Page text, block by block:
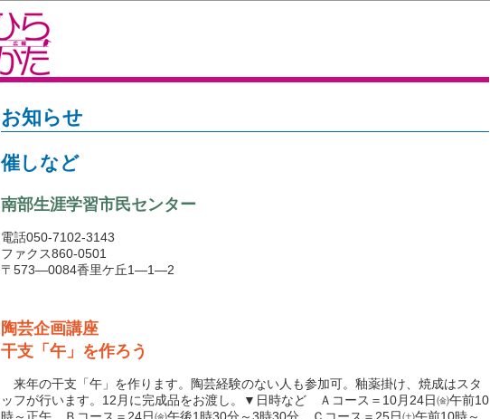
お知らせ
催しなど
南部生涯学習市民センター
電話050-7102-3143
ファクス860-0501
〒573―0084香里ケ丘1―1―2
陶芸企画講座
干支「午」を作ろう
来年の干支「午」を作ります。陶芸経験のない人も参加可。釉薬掛け、焼成はスタ
ッフが行います。12月に完成品をお渡し。▼日時など Ａコース＝10月24日㈮午前10